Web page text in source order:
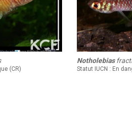
(CR)
Notholebias
Statut IUCN : En